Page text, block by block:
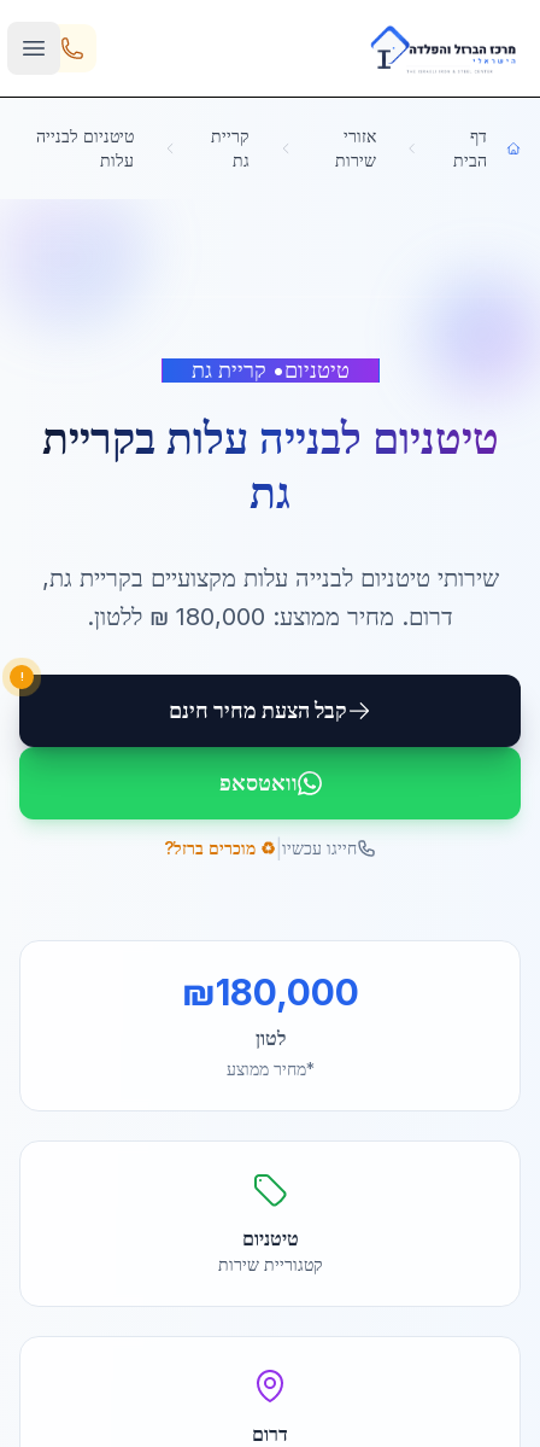
Skip to main content
דף
הבית
אזורי
שירות
קריית
גת
טיטניום לבנייה
עלות
טיטניום• קריית גת
טיטניום לבנייה עלות בקריית
גת
שירותי טיטניום לבנייה עלות מקצועיים בקריית גת,
דרום. מחיר ממוצע: 180,000 ₪ ללטון.
קבל הצעת מחיר חינם
!
וואטסאפ
חייגו עכשיו ♻️ מוכרים ברזל?
₪180,000
לטון
*מחיר ממוצע
טיטניום
קטגוריית שירות
דרום